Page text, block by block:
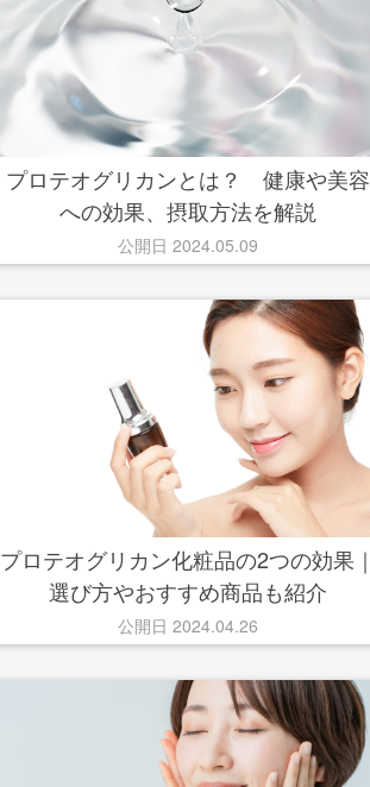
プロテオグリカンとは？ 健康や美容
への効果、摂取方法を解説
公開日 2024.05.09
プロテオグリカン化粧品の2つの効果｜
選び方やおすすめ商品も紹介
公開日 2024.04.26